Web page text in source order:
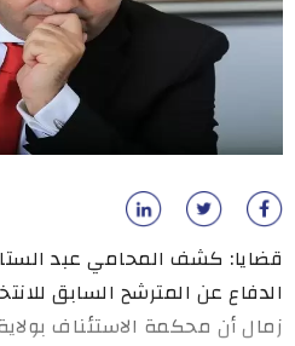
قضايا: كشف المحامي عبد
الدفاع عن المترشح السابق
زمال أن محكمة الاستئناف